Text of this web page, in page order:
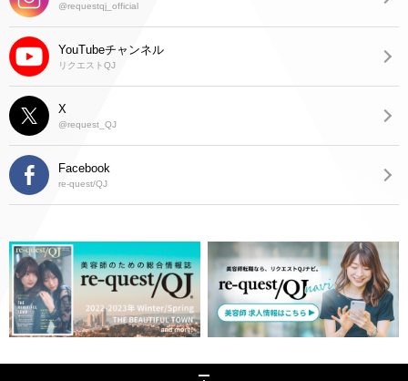
@requestqj_official
YouTubeチャンネル
リクエストQJ
X
@request_QJ
Facebook
re-quest/QJ